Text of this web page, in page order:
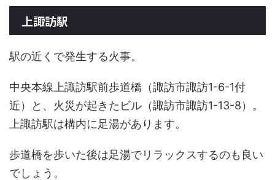
上諏訪駅
駅の近くで発生する火事。
中央本線上諏訪駅前歩道橋（諏訪市諏訪1-6-1付
近）と、火災が起きたビル（諏訪市諏訪1-13-8）。
上諏訪駅は構内に足湯があります。
歩道橋を歩いた後は足湯でリラックスするのも良い
でしょう。